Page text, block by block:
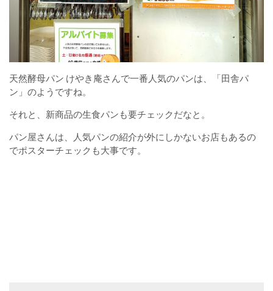
天然酵母パン けやき庵さんで一番人気のパンは、「田舎パ
ン」のようですね。
それと、新商品の生食パンも要チェックだなと。
パン屋さんは、人気パンの紹介が外にしかないお店もあるの
でポスターチェックも大事です。